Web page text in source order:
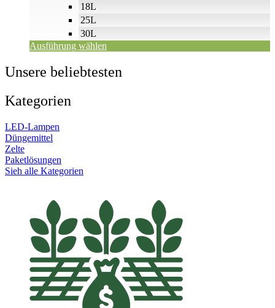
18L
25L
30L
Ausführung wählen
Unsere beliebtesten
Kategorien
LED-Lampen
Düngemittel
Zelte
Paketlösungen
Sieh alle Kategorien